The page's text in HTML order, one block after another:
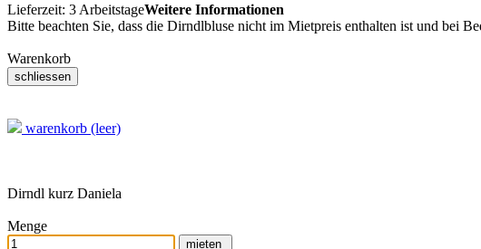
Lieferzeit: 3 ArbeitstageWeitere Informationen
Bitte beachten Sie, dass die Dirndlbluse nicht im Mietpreis enthalten ist und bei
Warenkorb
warenkorb (leer)
Dirndl kurz Daniela
Menge